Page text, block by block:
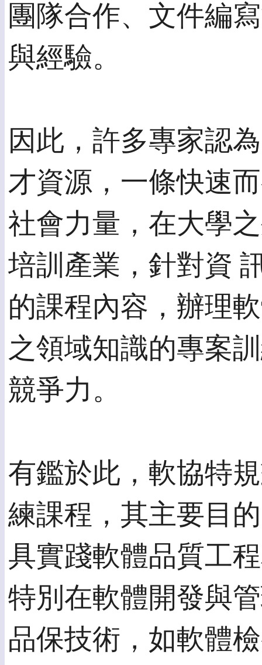
團隊合作、文件編
與經驗。
因此，許多專家認
才資源，一條快速
社會力量，在大學
培訓產業，針對資
的課程內容，辦理
之領域知識的專案
競爭力。
有鑑於此，軟協特
練課程，其主要目
具實踐軟體品質工
特別在軟體開發與
品保技術，如軟體